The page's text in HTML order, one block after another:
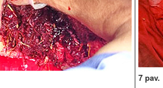
7 pav.